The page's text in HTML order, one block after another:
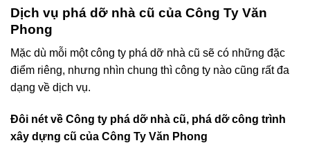
Dịch vụ phá dỡ nhà cũ của Công Ty Văn
Phong
Mặc dù mỗi một công ty phá dỡ nhà cũ sẽ có những đặc
điểm riêng, nhưng nhìn chung thì công ty nào cũng rất đa
dạng về dịch vụ.
Đôi nét về Công ty phá dỡ nhà cũ, phá dỡ công trình
xây dựng cũ của Công Ty Văn Phong